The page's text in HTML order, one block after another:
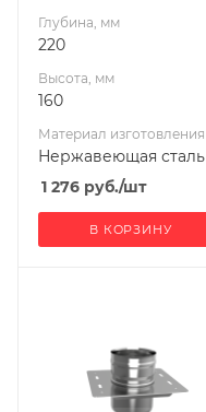
Глубина, мм
220
Высота, мм
160
Материал изготовления
Нержавеющая сталь
1 276 руб./шт
В КОРЗИНУ
Глубина, мм
Высота, мм